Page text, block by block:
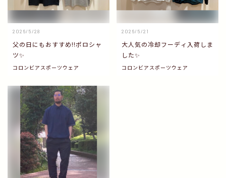
2026/5/28
父の日にもおすすめ‼️ポロシャ
ツ✨
コロンビアスポーツウェア
2026/5/21
大人気の冷却フーディ入荷しま
した✨
コロンビアスポーツウェア